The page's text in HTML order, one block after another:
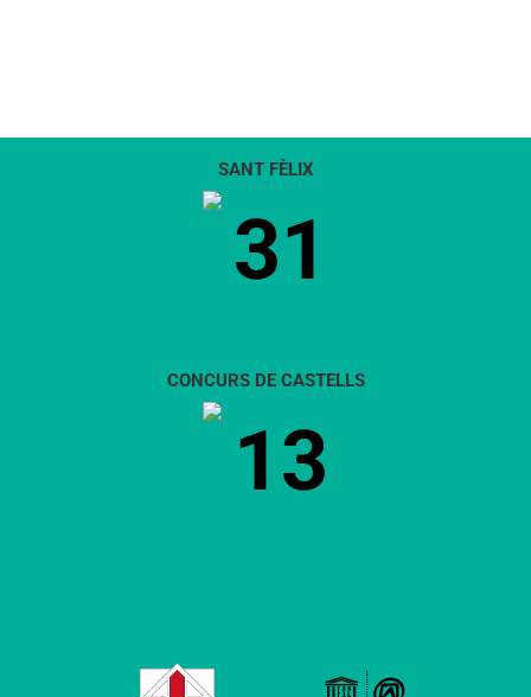
SANT FÈLIX
31
CONCURS DE CASTELLS
13